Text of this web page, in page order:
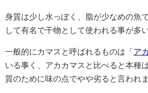
身質は少し水っぽく、脂が少なめの魚
して有名で干物として使われる事が多い
一般的にカマスと呼ばれるものは「 ア
いる事く、アカカマスと比べると本種
質のために味の点でやや劣ると言われま